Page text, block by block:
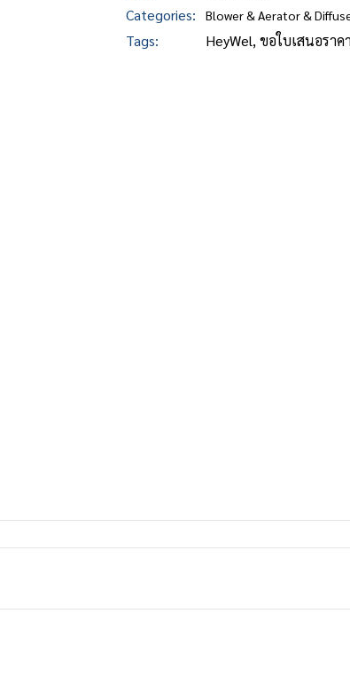
Categories:
Blower & Aerator &
Tags: HeyWel,ขอใบเสนอราคา